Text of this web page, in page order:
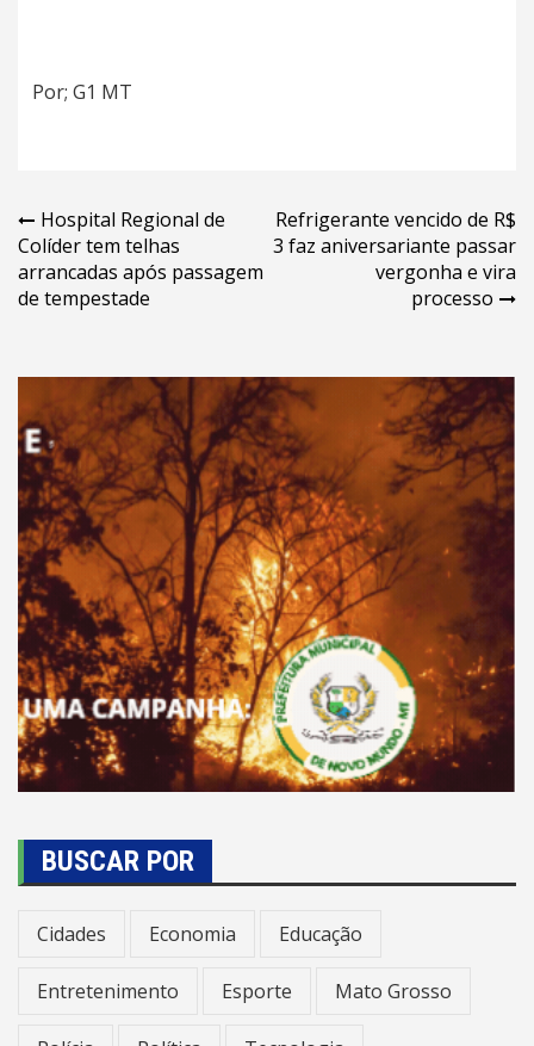
Por; G1 MT
Navegação
de
Post
Hospital Regional de
Colíder tem telhas
arrancadas após passagem
de tempestade
Refrigerante vencido de R$
3 faz aniversariante passar
vergonha e vira
processo
BUSCAR POR
Cidades Economia Educação
Entretenimento Esporte Mato Grosso